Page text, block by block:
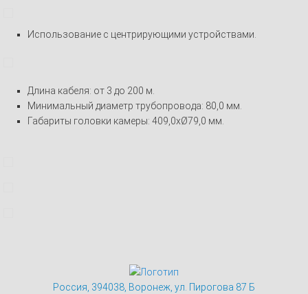
Использование с центрирующими устройствами.
Длина кабеля: от 3 до 200 м.
Минимальный диаметр трубопровода: 80,0 мм.
Габариты головки камеры: 409,0xØ79,0 мм.
Россия, 394038, Воронеж, ул. Пирогова 87 Б